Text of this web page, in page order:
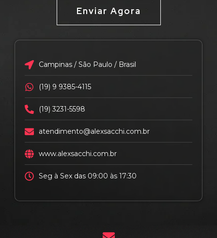
Enviar Agora
Campinas / São Paulo / Brasil
(19) 9 9385-4115
(19) 3231-5598
atendimento@alexsacchi.com.br
www.alexsacchi.com.br
Seg à Sex das 09:00 às 17:30